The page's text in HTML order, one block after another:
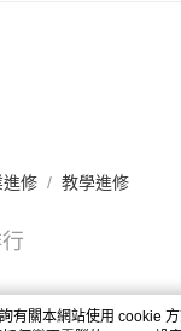
進修 教學進修
有關本網站使用 cookie